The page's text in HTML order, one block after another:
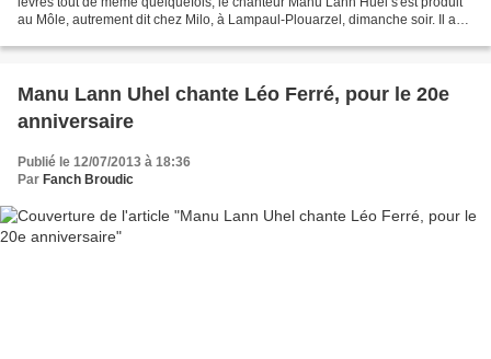
au Môle, autrement dit chez Milo, à Lampaul-Plouarzel, dimanche soir. Il a
Manu Lann Uhel chante Léo Ferré, pour le 20e
anniversaire
Publié le 12/07/2013 à 18:36
Par Fanch Broudic